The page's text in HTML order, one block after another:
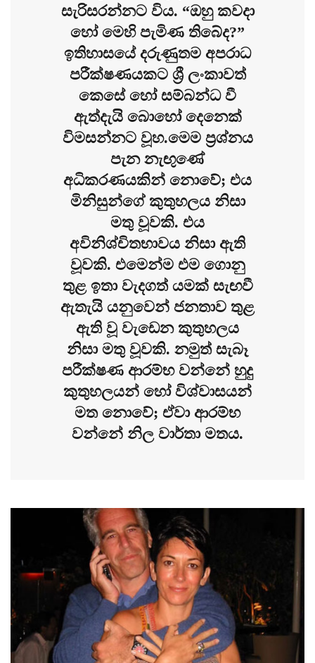
සැරිසරන්නට විය. “ඔහු කවදා
හෝ මෙහි පැමිණ තිබේද?”
ඉතිහාසයේ දරුණුතම අපරාධ
පරීක්ෂණයකට ශ්‍රී ලංකාවත්
කෙසේ හෝ සම්බන්ධ වී
ඇත්දැයි බොහෝ දෙනෙක්
විමසන්නට වූහ.මෙම ප්‍රශ්නය
පැන නැඟුණේ
අධිකරණයකින් නොවේ; එය
මිනිසුන්ගේ කුතුහලය නිසා
මතු වූවකි. එය
අවිනිශ්චිතභාවය නිසා ඇති
වූවකි. එමෙන්ම එම ගොනු
තුළ ඉතා වැදගත් යමක් සැඟවී
ඇතැයි යනුවෙන් ජනතාව තුළ
ඇති වූ වැඩෙන කුතුහලය
නිසා මතු වූවකි. නමුත් සැබෑ
පරීක්ෂණ ආරම්භ වන්නේ හුදු
කුතුහලයන් හෝ විශ්වාසයන්
මත නොවේ; ඒවා ආරම්භ
වන්නේ නිල වාර්තා මතය.